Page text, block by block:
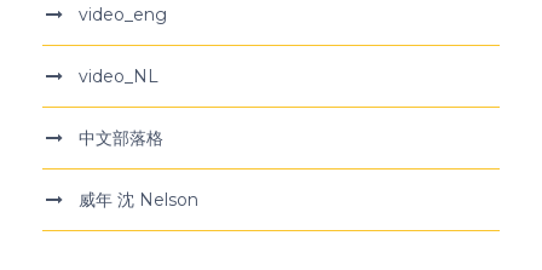
video_eng
video_NL
中文部落格
威年 沈 Nelson